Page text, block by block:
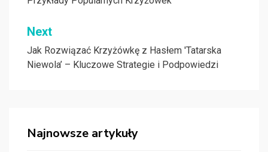
Next
Jak Rozwiązać Krzyżówkę z Hasłem 'Tatarska
Niewola’ – Kluczowe Strategie i Podpowiedzi
Najnowsze artykuły